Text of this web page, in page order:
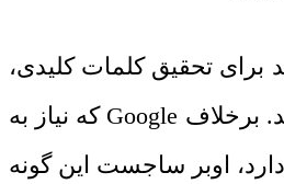
برای تحقیق کلمات کلیدی،
برخلاف Google که نیاز به
دارد، اوبر ساجست این گونه